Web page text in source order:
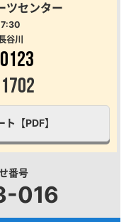
ツセンター
谷川
【PDF】
番号
016